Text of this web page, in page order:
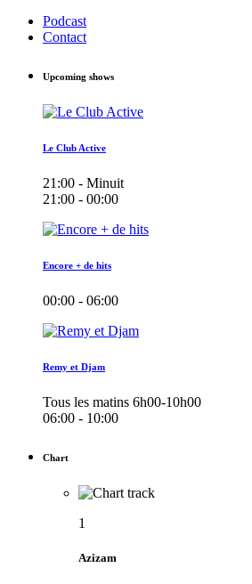
Podcast
Contact
Upcoming shows
Le Club Active
21:00 - Minuit
21:00 - 00:00
Encore + de hits
00:00 - 06:00
Remy et Djam
Tous les matins 6h00-10h00
06:00 - 10:00
Chart
1
Azizam